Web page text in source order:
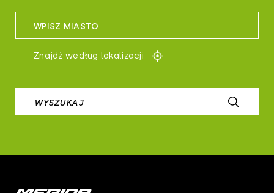
sportful
controltech
airborne
cst
woj. dolnośląskie
woj. kujawsko-pomorskie
WPISZ MIASTO
Znajdź według lokalizacji
WYSZUKAJ